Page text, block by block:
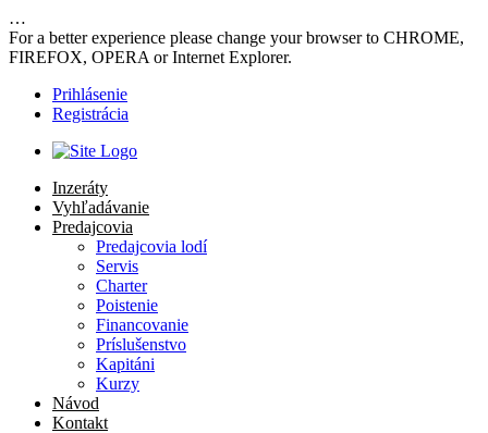
…
For a better experience please change your browser to CHROME,
FIREFOX, OPERA or Internet Explorer.
Prihlásenie
Registrácia
Inzeráty
Vyhľadávanie
Predajcovia
Predajcovia lodí
Servis
Charter
Poistenie
Financovanie
Príslušenstvo
Kapitáni
Kurzy
Návod
Kontakt